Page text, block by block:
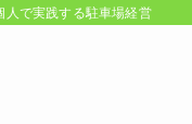
人で実践する駐車場経営